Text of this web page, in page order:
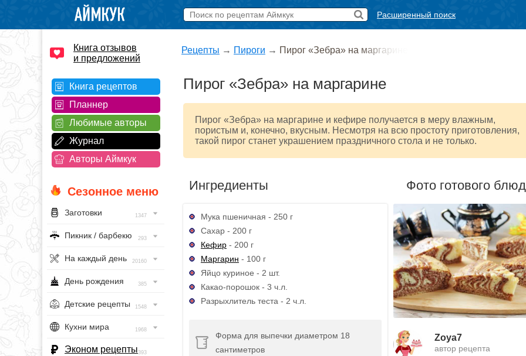
Расширенный поиск
Книга отзывов
и предложений
Книга рецептов
Планнер
Любимые авторы
Журнал
Авторы Аймкук
Сезонное меню
Заготовки 1347
Пикник / барбекю 293
На каждый день 20160
День рождения 385
Детские рецепты 1548
Кухни мира 1968
Эконом рецепты393
Рецепты → Пироги → Пирог «Зебра» на маргарине
Пирог «Зебра» на маргарине
Пирог «Зебра» на маргарине и кефире получается в меру влажным,
пористым и, конечно, вкусным. Несмотря на всю простоту приготовления,
такой пирог станет украшением праздничного стола и не только.
Ингредиенты
Мука пшеничная - 250 г
Сахар - 200 г
Кефир - 200 г
Маргарин - 100 г
Яйцо куриное - 2 шт.
Какао-порошок - 3 ч.л.
Разрыхлитель теста - 2 ч.л.
Форма для выпечки диаметром 18
сантиметров
Фото готового
Zoya7
автор рецепта